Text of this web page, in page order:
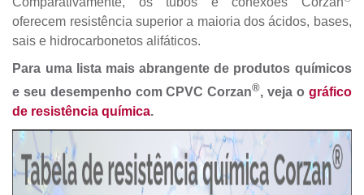
oferecem resistência superior a maioria dos ácidos, bases,
sais e hidrocarbonetos alifáticos.
Para uma lista mais abrangente de produtos químicos
e seu desempenho com CPVC Corzan®, veja o gráfico
de resistência química.